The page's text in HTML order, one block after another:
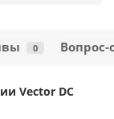
0 Вопрос-
Vector DC